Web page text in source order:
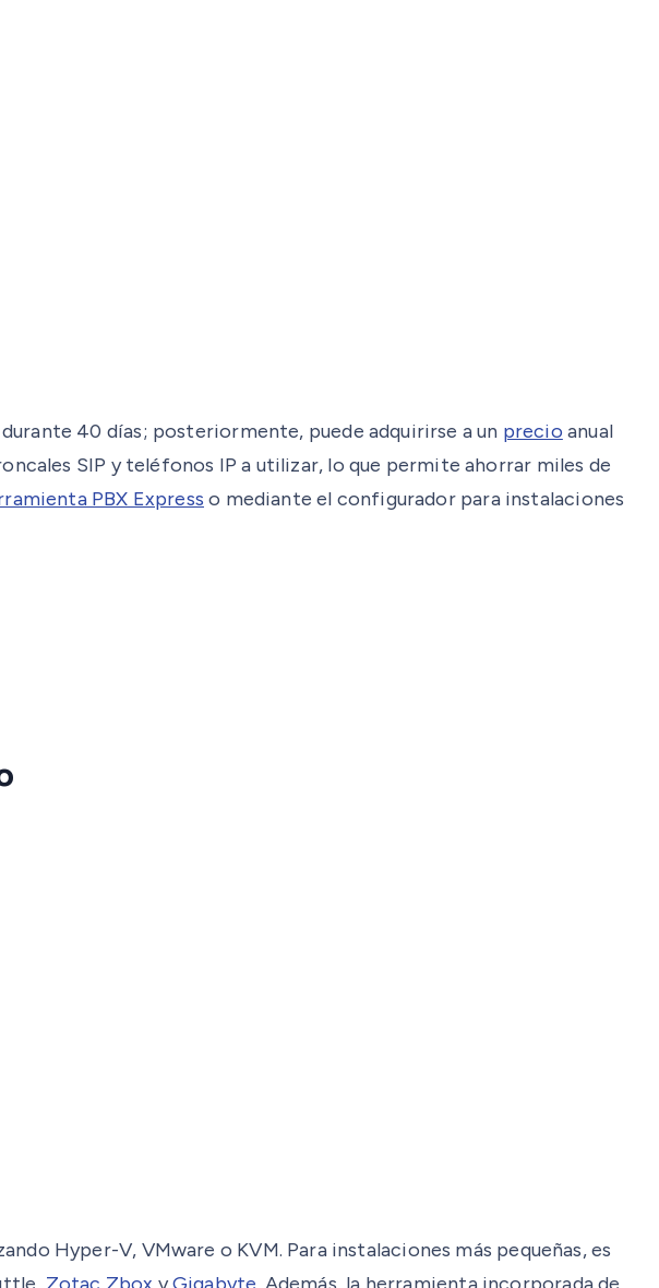
40 días; posteriormente, puede adquirirse a un precio anual
SIP y teléfonos IP a utilizar, lo que permite ahorrar miles de
PBX Express o mediante el configurador para instalaciones
Hyper-V, VMware o KVM. Para instalaciones más pequeñas, es